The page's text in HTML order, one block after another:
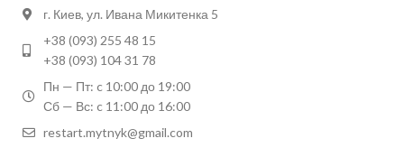
г. Киев, ул. Ивана Микитенка 5
+38 (093) 255 48 15
+38 (093) 104 31 78
Пн — Пт: c 10:00 до 19:00
Сб — Вс: c 11:00 до 16:00
restart.mytnyk@gmail.com